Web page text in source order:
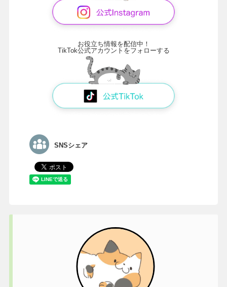
お役立ち情報を配信中！
TikTok公式アカウントをフォローする
SNSシェア